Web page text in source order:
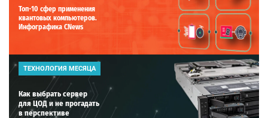
Топ-10 сфер применения
квантовых компьютеров.
Инфографика CNews
ТЕХНОЛОГИЯ МЕСЯЦА
Как выбрать сервер
для ЦОД и не прогадать
в перспективе